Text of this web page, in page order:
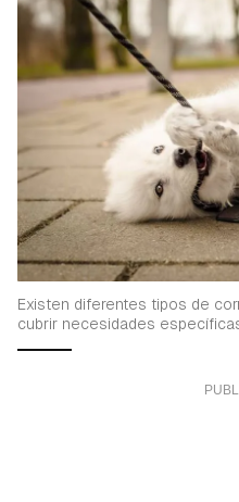
Existen diferentes tipos de
cubrir necesidades